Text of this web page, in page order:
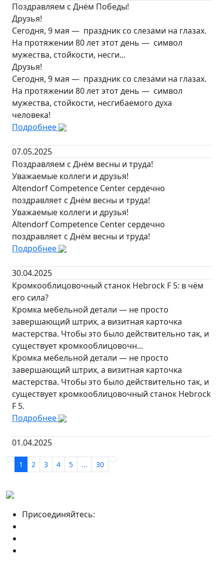
Поздравляем с Днём Победы!
Друзья!
Сегодня, 9 мая — праздник со слезами на глазах.
На протяжении 80 лет этот день — символ
мужества, стойкости, несги...
Друзья!
Сегодня, 9 мая — праздник со слезами на глазах.
На протяжении 80 лет этот день — символ
мужества, стойкости, несгибаемого духа
человека!
Подробнее
07.05.2025
Поздравляем с Днём весны и труда!
Уважаемые коллеги и друзья!
Altendorf Competence Center сердечно
поздравляет с Днём весны и труда!
Уважаемые коллеги и друзья!
Altendorf Competence Center сердечно
поздравляет с Днём весны и труда!
Подробнее
30.04.2025
Кромкооблицовочный станок Hebrock F 5: в чём
его сила?
Кромка мебельной детали — не просто
завершающий штрих, а визитная карточка
мастерства. Чтобы это было действительно так, и
существует кромкооблицовочн...
Кромка мебельной детали — не просто
завершающий штрих, а визитная карточка
мастерства. Чтобы это было действительно так, и
существует кромкооблицовочный станок Hebrock
F 5.
Подробнее
01.04.2025
1 2 3 4 5 ... 30
Присоединяйтесь: